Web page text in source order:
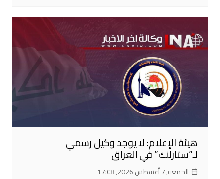
هيئة الإعلام: لا يوجد وكيل رسمي
لـ”ستارلنك” في العراق
الجمعة, 7 أغسطس 2026, 17:08